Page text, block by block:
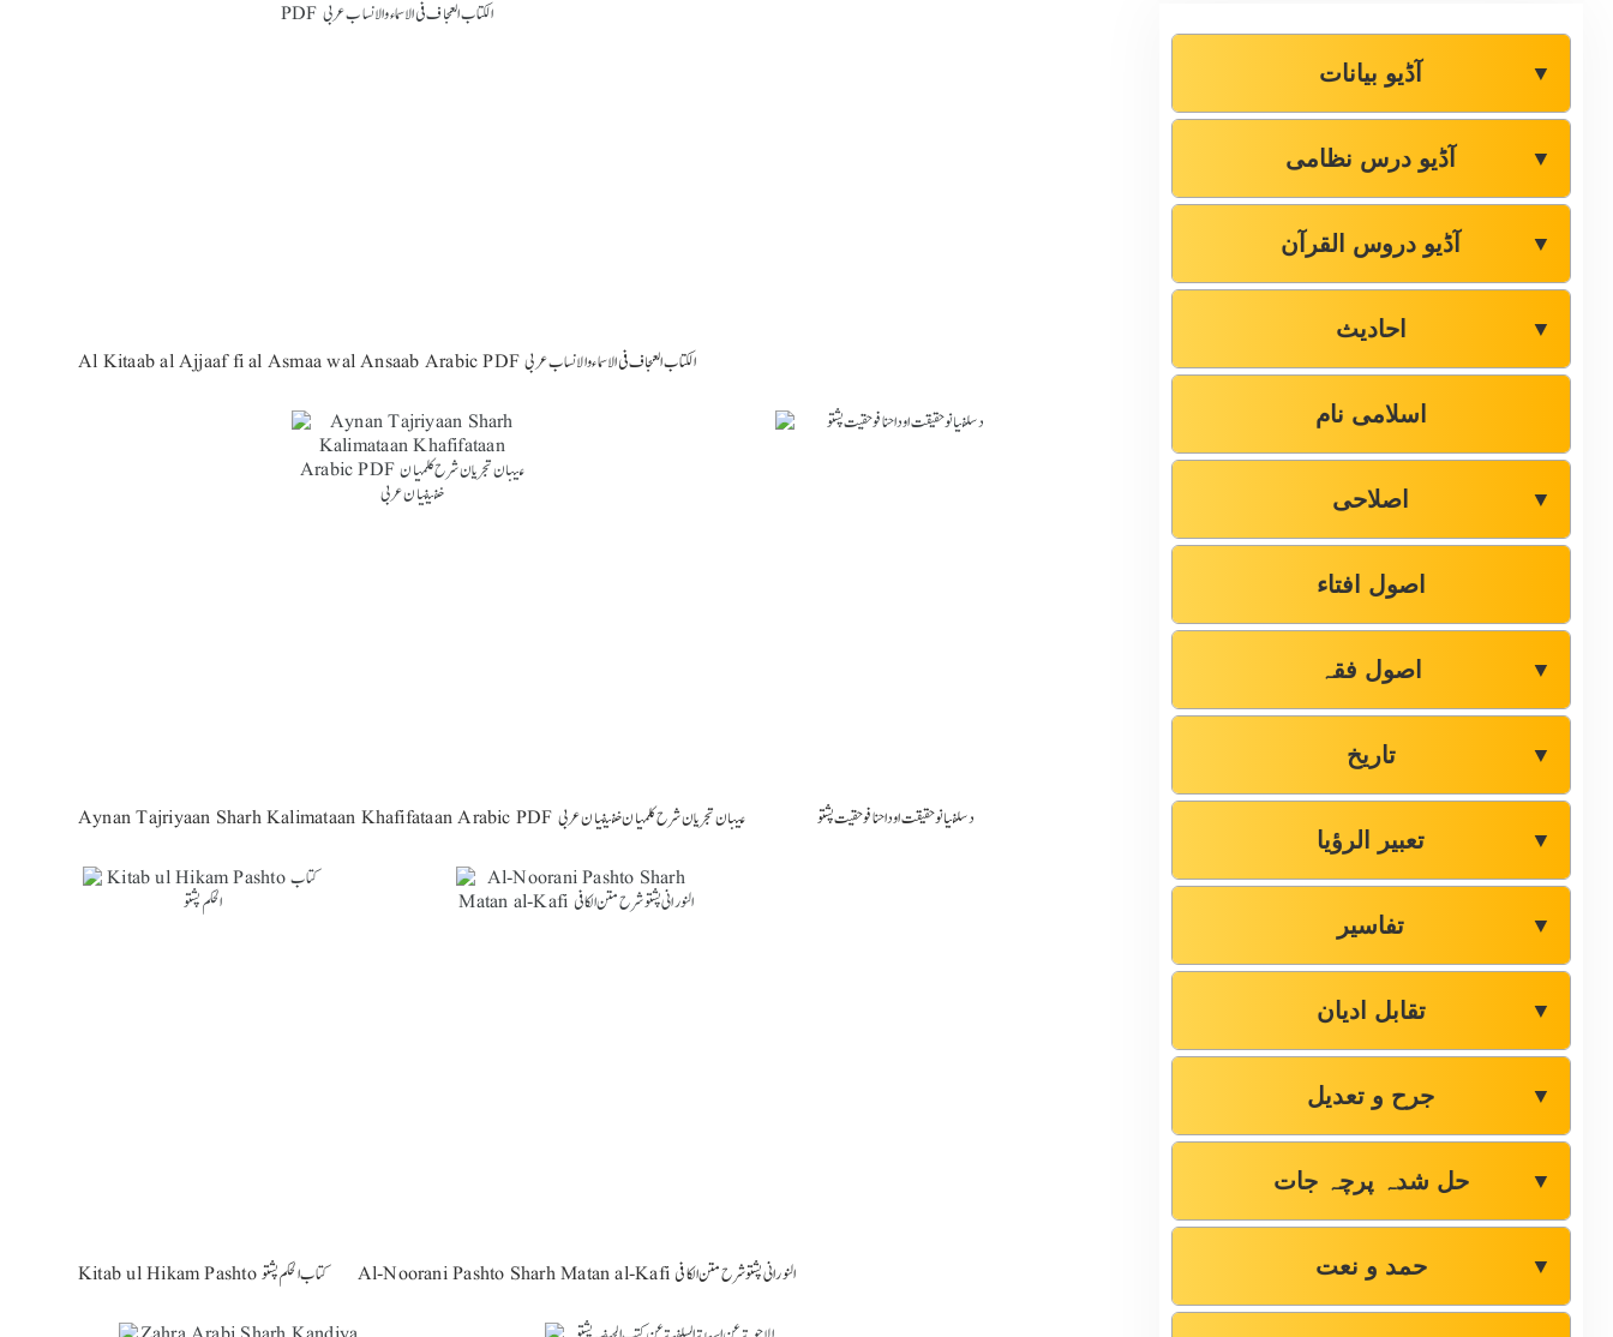
Al Kitaab al Ajjaaf fi al Asmaa wal Ansaab Arabic PDF الکتاب العجاف فی الاسماء والانساب عربی
Aynan Tajriyaan Sharh Kalimataan Khafifataan Arabic PDF عینان تجریان شرح کلمتان خفیفتان عربی د سلفیانو حقیقت او د احنافو حقیت پشتو
Kitab ul Hikam Pashto کتاب الحکم پشتو Al-Noorani Pashto Sharh Matan al-Kafi النورانی پشتو شرح متن الکافی
آڈیو بیانات ▼
آڈیو درس نظامی ▼
آڈیو دروس القرآن ▼
احادیث ▼
اسلامی نام
اصلاحی ▼
اصول افتاء
اصول فقہ ▼
تاریخ ▼
تعبیر الرؤیا ▼
تفاسیر ▼
تقابل ادیان ▼
جرح و تعدیل ▼
حل شدہ پرچہ جات ▼
حمد و نعت ▼